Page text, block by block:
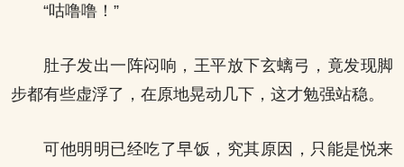
“咕噜噜！”
肚子发出一阵闷响，王平放下玄螭弓，竟发现脚
步都有些虚浮了，在原地晃动几下，这才勉强站稳。
可他明明已经吃了早饭，究其原因，只能是悦来